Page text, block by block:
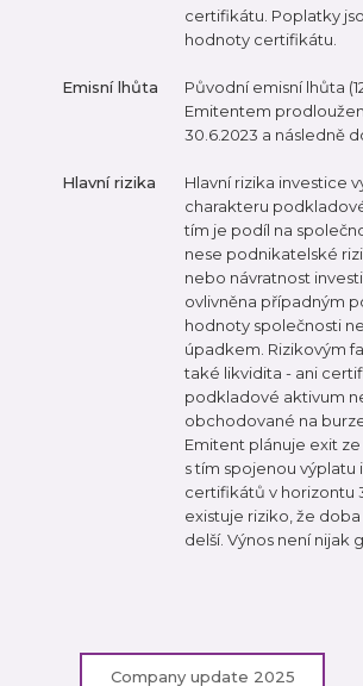
certifikátu. Poplatky
hodnoty certifikátu.
Emisní lhůta
Původní emisní lhůta
Emitentem
30.6.2023 a následně do
Hlavní rizika
Hlavní rizika investice
charakteru
tím je podíl na
nese podnikatelské
nebo návratnost
ovlivněna případným
hodnoty společnosti
úpadkem. Rizikovým
také likvidita - ani
podkladové aktivum
obchodované na
Emitent plánuje exit
s tím spojenou výplatu
certifikátů v horizontu
existuje riziko, že
delší. Výnos není nijak
Company update 2025